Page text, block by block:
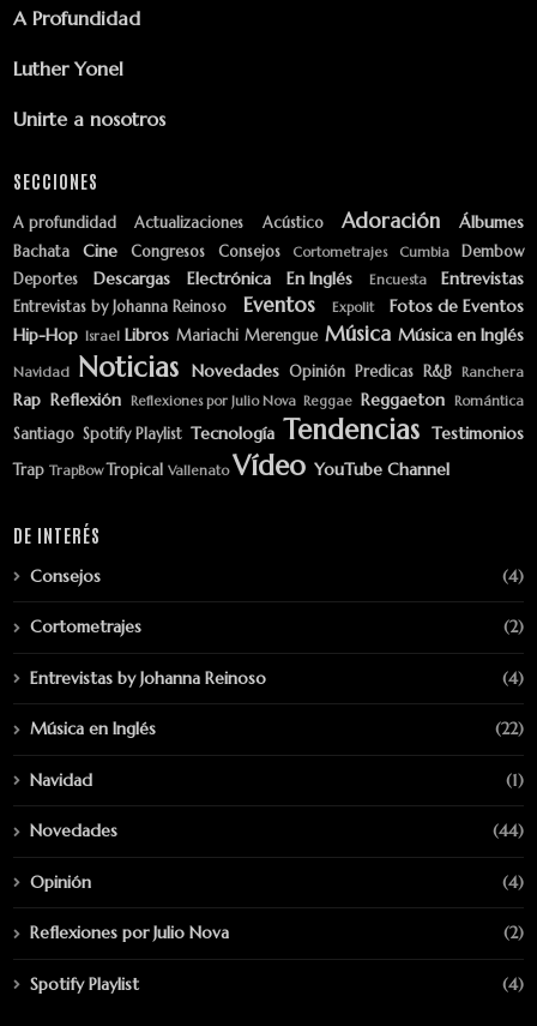
A Profundidad
Luther Yonel
Unirte a nosotros
SECCIONES
A profundidad Actualizaciones Acústico Adoración Álbumes
Bachata Cine Congresos Consejos Cortometrajes Cumbia
Dembow
Deportes
Descargas Electrónica En Inglés Encuesta Entrevistas
Entrevistas by Johanna Reinoso Eventos Expolit
Fotos de Eventos
Hip-Hop Israel Libros Mariachi Merengue Música Música en Inglés
Navidad Noticias Novedades Opinión Predicas R&B Ranchera
Rap Reflexión Reflexiones por Julio Nova Reggae Reggaeton Romántica
Santiago Spotify Playlist Tecnología Tendencias Testimonios
Trap TrapBow Tropical Vallenato Vídeo YouTube Channel
DE INTERÉS
Consejos (4)
Cortometrajes (2)
Entrevistas by Johanna Reinoso (4)
Música en Inglés (22)
Navidad (1)
Novedades (44)
Opinión (4)
Reflexiones por Julio Nova (2)
Spotify Playlist (4)